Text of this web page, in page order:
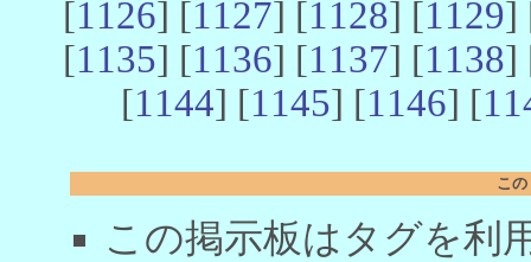
[1126] [1127] [1128] [1129]
[1135] [1136] [1137] [1138]
[1144] [1145] [1146] [
こ
この掲示板はタグを利